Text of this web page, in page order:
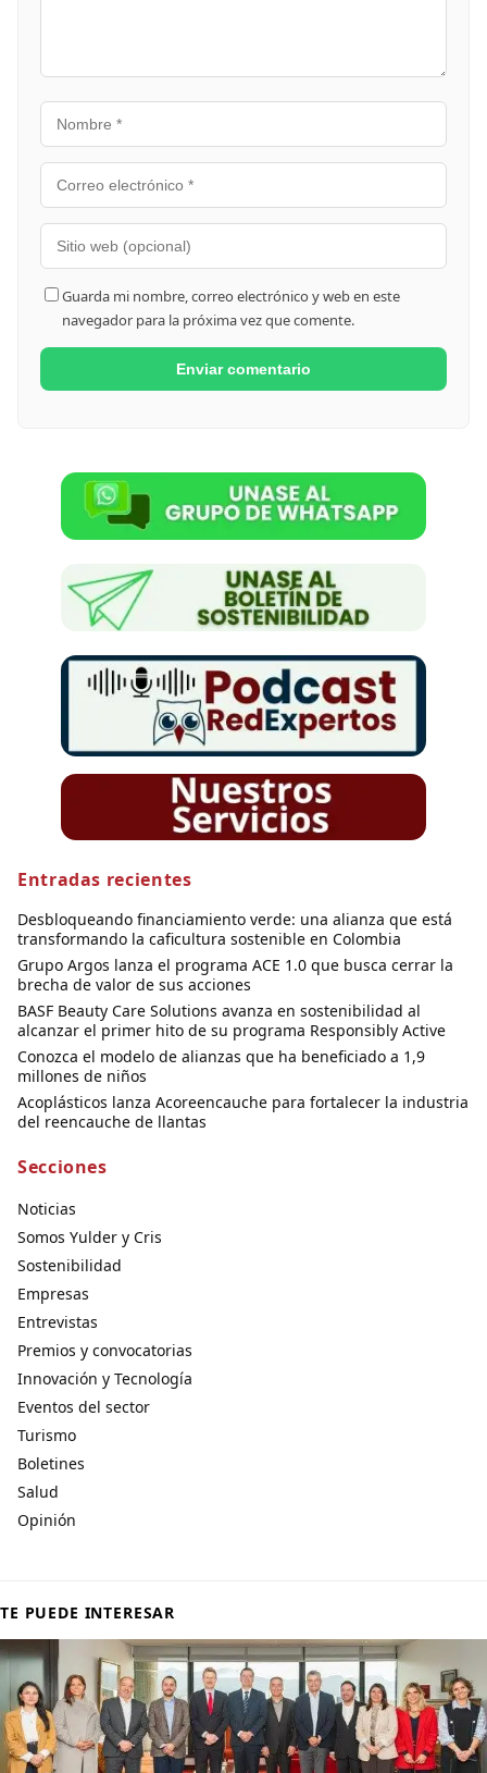
Guarda mi nombre, correo electrónico y web en este
navegador para la próxima vez que comente.
Entradas recientes
Desbloqueando financiamiento verde: una alianza que está
transformando la caficultura sostenible en Colombia
Grupo Argos lanza el programa ACE 1.0 que busca cerrar la
brecha de valor de sus acciones
BASF Beauty Care Solutions avanza en sostenibilidad al
alcanzar el primer hito de su programa Responsibly Active
Conozca el modelo de alianzas que ha beneficiado a 1,9
millones de niños
Acoplásticos lanza Acoreencauche para fortalecer la industria
del reencauche de llantas
Secciones
Noticias
Somos Yulder y Cris
Sostenibilidad
Empresas
Entrevistas
Premios y convocatorias
Innovación y Tecnología
Eventos del sector
Turismo
Boletines
Salud
Opinión
TE PUEDE INTERESAR